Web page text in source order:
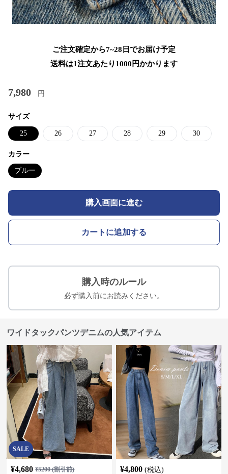
ご注文確定から7~28日でお届け予定
送料は1注文あたり 1000 円かかります
7,980 円
サイズ
25 26 27 28 29 30
カラー
ブルー
購入画面に進む
カートに追加する
購入時のルール
必ず購入前にお読みください。
ワイドタックパンツデニムの人気アイテム
SALE
¥4,680 ¥5200(割引前) ¥4,800 (税込)